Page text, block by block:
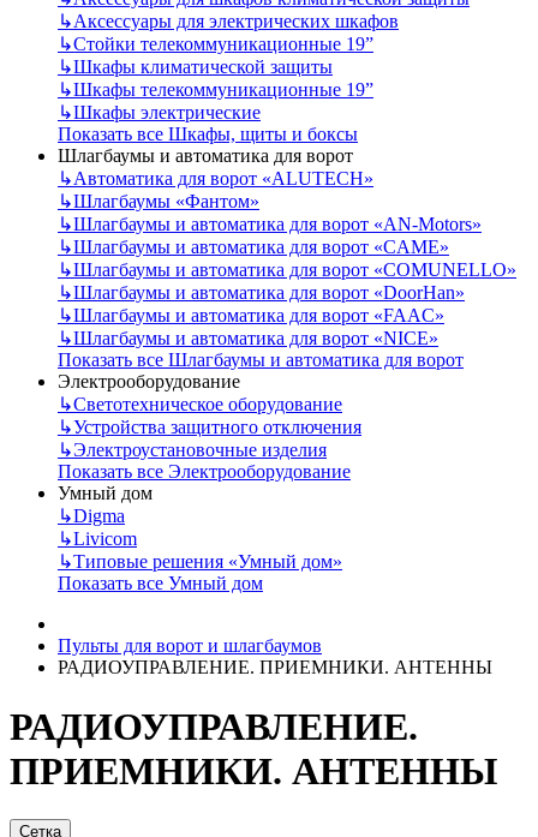
↳Аксессуары для электрических шкафов
↳Стойки телекоммуникационные 19”
↳Шкафы климатической защиты
↳Шкафы телекоммуникационные 19”
↳Шкафы электрические
Показать все Шкафы, щиты и боксы
Шлагбаумы и автоматика для ворот
↳Автоматика для ворот «ALUTECH»
↳Шлагбаумы «Фантом»
↳Шлагбаумы и автоматика для ворот «AN-Motors»
↳Шлагбаумы и автоматика для ворот «CAME»
↳Шлагбаумы и автоматика для ворот «COMUNELLO»
↳Шлагбаумы и автоматика для ворот «DoorHan»
↳Шлагбаумы и автоматика для ворот «FAAC»
↳Шлагбаумы и автоматика для ворот «NICE»
Показать все Шлагбаумы и автоматика для ворот
Электрооборудование
↳Светотехническое оборудование
↳Устройства защитного отключения
↳Электроустановочные изделия
Показать все Электрооборудование
Умный дом
↳Digma
↳Livicom
↳Типовые решения «Умный дом»
Показать все Умный дом
Пульты для ворот и шлагбаумов
РАДИОУПРАВЛЕНИЕ. ПРИЕМНИКИ. АНТЕННЫ
РАДИОУПРАВЛЕНИЕ.
ПРИЕМНИКИ. АНТЕННЫ
Сетка